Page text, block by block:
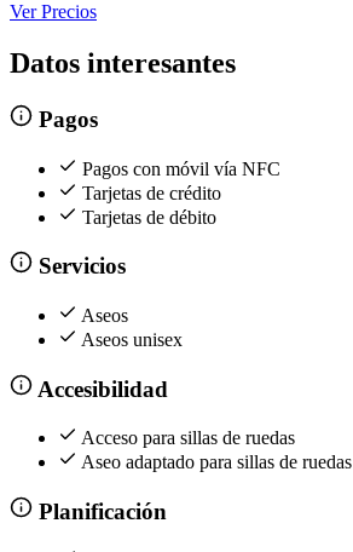
Ver Precios
Datos interesantes
Pagos
Pagos con móvil vía NFC
Tarjetas de crédito
Tarjetas de débito
Servicios
Aseos
Aseos unisex
Accesibilidad
Acceso para sillas de ruedas
Aseo adaptado para sillas de ruedas
Planificación